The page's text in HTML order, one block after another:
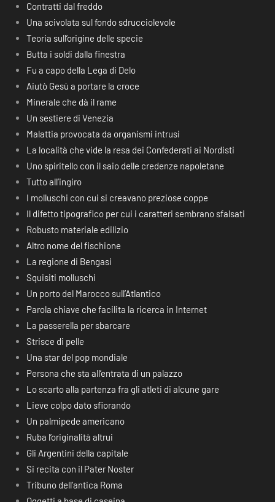
Contratti dal freddo
Una scivolata sul fondo sdrucciolevole
Teoria sull’origine delle specie
Butta i soldi dalla finestra
Fu a capo della Lega di Delo
Aiutò Gesù a portare la croce
Minerale che dà il rame
Un sestiere di Venezia
Malattia provocata da organismi intrusi
La località che vide la resa dei Confederati ai Nordisti
Uno spiritello con il saio delle credenze napoletane
Tutto all’ingiro
I molluschi con cui si creavano preziose coppe
Il difetto tipografico per cui i caratteri sembrano sfalsati
Robusto materiale edilizio
Altro nome del fischione
La regione di Bengasi
Squisiti molluschi
Un porto del Marocco sull’Atlantico
Parola chiave che facilita la ricerca in Internet
La passerella per sbarcare
Strisce di pelle
Una star del pop mondiale
Persona che sta all’entrata di un palazzo
Lo scarto alla partenza fra gli atleti di alcune gare
Lieve colpo dato sfiorando
Un palmipede americano
Ruba l’originalità altrui
Gli Argentini della capitale
Si recita con il Pater Noster
Tribuno dell’antica Roma